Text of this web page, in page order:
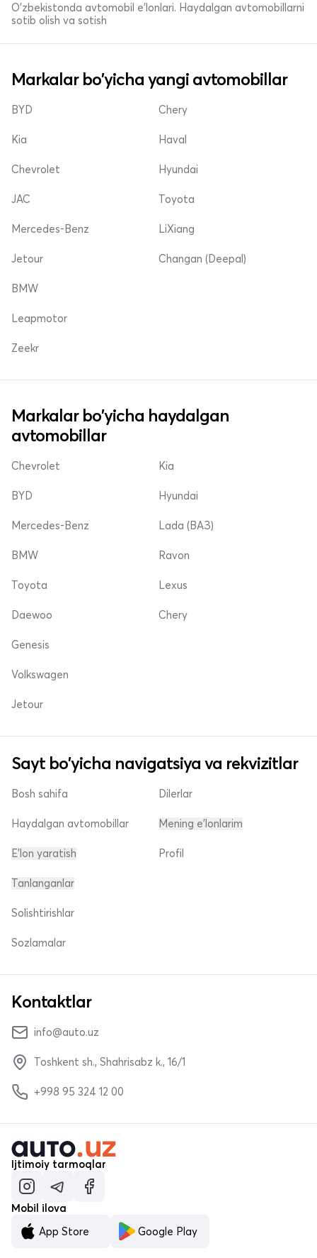
O'zbekistonda avtomobil e’lonlari. Haydalgan avtomobillarni
sotib olish va sotish
Markalar bo'yicha yangi avtomobillar
BYD
Kia
Chevrolet
Chery
Haval
Hyundai
JAC
Mercedes-Benz
Jetour
Toyota
LiXiang
Changan (Deepal)
BMW
Leapmotor
Zeekr
Markalar bo'yicha haydalgan
avtomobillar
Chevrolet
BYD
Mercedes-Benz
Kia
Hyundai
Lada (ВАЗ)
BMW
Toyota
Daewoo
Ravon
Lexus
Chery
Genesis
Volkswagen
Jetour
Sayt bo'yicha navigatsiya va rekvizitlar
Bosh sahifa
Haydalgan avtomobillar
E'lon yaratish
Dilerlar
Mening e'lonlarim
Profil
Tanlanganlar
Solishtirishlar
Sozlamalar
Kontaktlar
info@auto.uz
Toshkent sh., Shahrisabz k., 16/1
+998 95 324 12 00
Ijtimoiy tarmoqlar
Mobil ilova
App Store
Google Play